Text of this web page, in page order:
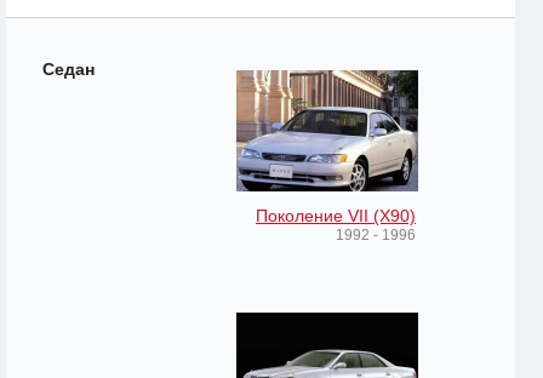
Седан
Поколение VII (X90)
1992 - 1996